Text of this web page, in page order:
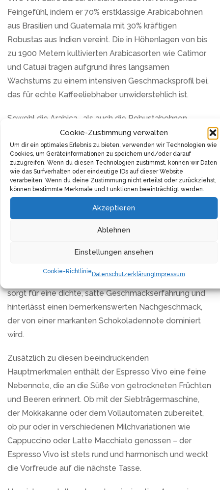
Cookie-Zustimmung verwalten
Um dir ein optimales Erlebnis zu bieten, verwenden wir Technologien wie
Cookies, um Geräteinformationen zu speichern und/oder darauf
zuzugreifen. Wenn du diesen Technologien zustimmst, können wir Daten
wie das Surfverhalten oder eindeutige IDs auf dieser Website
verarbeiten. Wenn du deine Zustimmung nicht erteilst oder zurückziehst,
können bestimmte Merkmale und Funktionen beeinträchtigt werden.
Akzeptieren
Ablehnen
Einstellungen ansehen
Cookie-RichtlinieDatenschutzerklärungImpressum
Feingefühl, indem er 70% erstklassige Arabicabohnen
aus Brasilien und Guatemala mit 30% kräftigen
Robustas aus Indien vereint. Die in Höhenlagen von bis
zu 1900 Metern kultivierten Arabicasorten wie Catimor
und Catuai tragen aufgrund ihres langsamen
Wachstums zu einem intensiven Geschmacksprofil bei,
das für echte Kaffeeliebhaber unwiderstehlich ist.
Sowohl die Arabica- als auch die Robustabohnen
wurden sorgfältig per Hand ausgewählt und dann
behutsam in der Sonne getrocknet, um die vollen
Aromen zu entfalten. Die Bohnen wurden anschließend
aufbereitet und gewaschen, um einen sauberen
Schlusspunkt unter dieses Verfahren zu setzen.
Die Experten von Caffè baresi wissen um das Potenzial
Vorbild. Dieser Espresso zeichnet sich sowohl durch
kräftigen und vollen Körper aus. Diese Kombination
sorgt für eine dichte, satte Geschmackserfahrung und
hinterlässt einen bemerkenswerten Nachgeschmack,
der von einer markanten Schokoladennote dominiert
wird.
Zusätzlich zu diesen beeindruckenden
Hauptmerkmalen enthält der Espresso Vivo eine feine
Nebennote, die an die Süße von getrockneten Früchten
und Beeren erinnert. Ob mit der Siebträgermaschine,
der Mokkakanne oder dem Vollautomaten zubereitet,
ob pur oder in verschiedenen Milchvariationen wie
Cappuccino oder Latte Macchiato genossen – der
Espresso Vivo ist stets rund und harmonisch und weckt
die Vorfreude auf die nächste Tasse.